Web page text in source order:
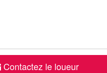
Contactez le loueur